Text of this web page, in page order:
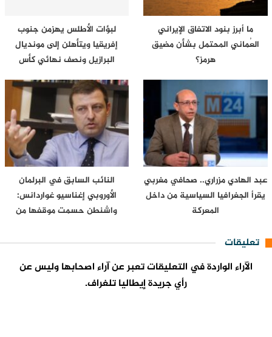
ما أبرز بنود الاتفاق الإيراني
العُماني المحتمل بشأن مضيق
هرمز؟
لبؤات الأطلس يهزمن جنوب
إفريقيا ويتأهلن إلى مونديال
البرازيل ونصف نهائي كأس
عبد الهادي مزراري.. صحافي مغربي
يقرأ الجغرافيا السياسية من داخل
المعركة
النائب السابق في البرلمان
الأوروبي إغناسيو غواردانس:
واشنطن حسمت موقفها من
تعليقات
الآراء الواردة في التعليقات تعبر عن آراء اصحابها وليس عن
رأي جريدة إيطاليا تلغراف.